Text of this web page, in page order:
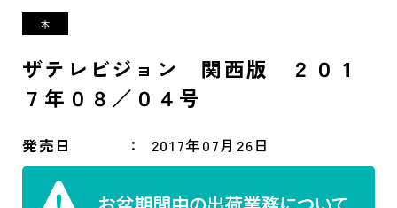
ザテレビジョン 関西版 ２０１
７年０８／０４号
発売日 2017年07月26日